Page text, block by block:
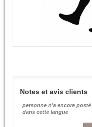
Notes et avis clients
personne n'a encore
dans cette langue